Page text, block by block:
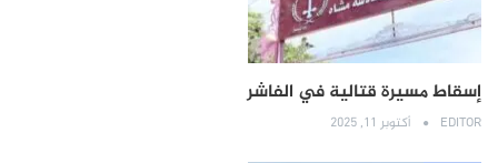
إسقاط مسيرة قتالية في الفاشر
EDITOR أكتوبر 11, 2025